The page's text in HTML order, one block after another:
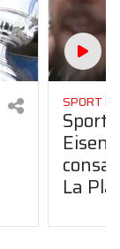
SPORT
Sport
La